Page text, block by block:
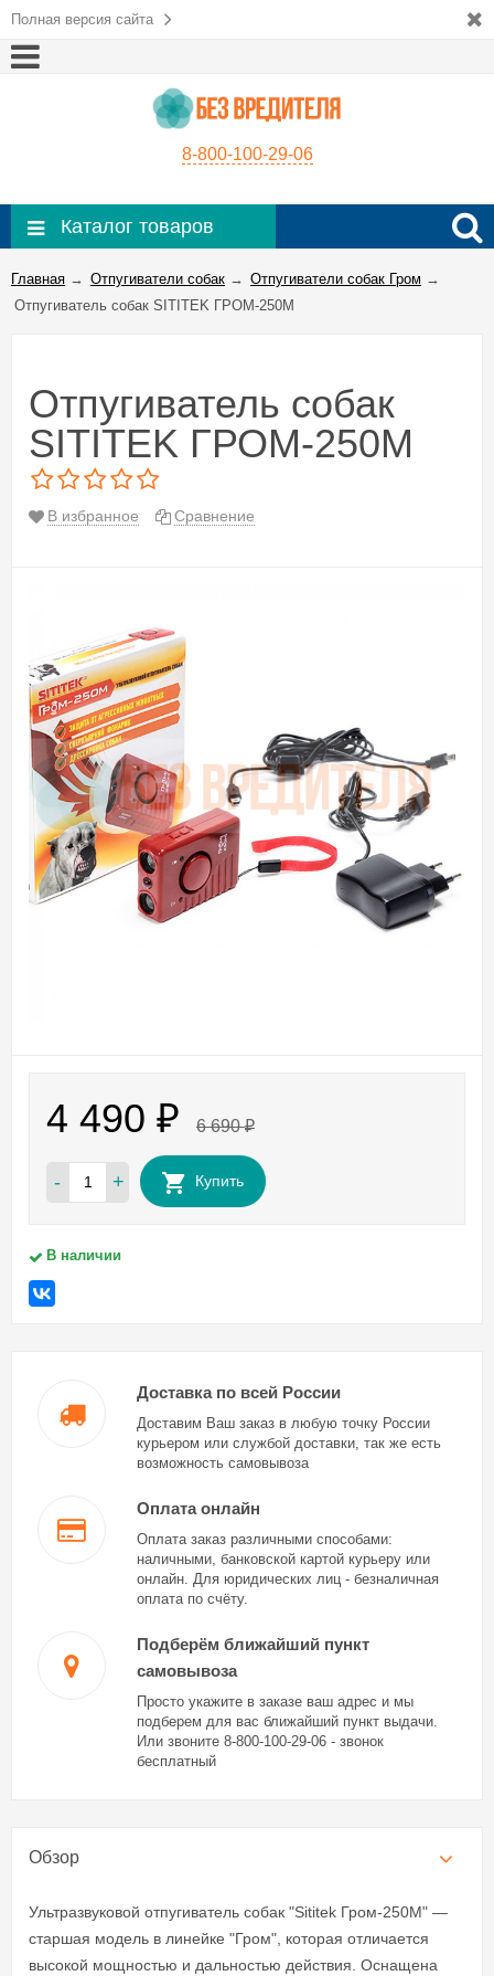
Полная версия сайта
8-800-100-29-06
Каталог товаров
Главная → Отпугиватели собак → Отпугиватели собак Гром →
Отпугиватель собак SITITEK ГРОМ-250M
Отпугиватель собак
SITITEK ГРОМ-250M
В избранное Сравнение
4 490 ₽ 6 690₽
- + Купить
В наличии
Доставка по всей России
Доставим Ваш заказ в любую точку России
курьером или службой доставки, так же есть
возможность самовывоза
Оплата онлайн
Оплата заказ различными способами:
наличными, банковской картой курьеру или
онлайн. Для юридических лиц - безналичная
оплата по счёту.
Подберём ближайший пункт
самовывоза
Просто укажите в заказе ваш адрес и мы
подберем для вас ближайший пункт выдачи.
Или звоните 8-800-100-29-06 - звонок
бесплатный
Обзор
Ультразвуковой отпугиватель собак "Sititek Гром-250М" —
старшая модель в линейке "Гром", которая отличается
высокой мощностью и дальностью действия. Оснащена